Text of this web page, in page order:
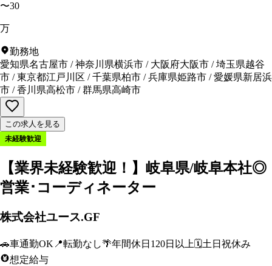
〜30
万
勤務地
愛知県名古屋市 /神奈川県横浜市 / 大阪府大阪市 /埼玉県越谷
市 /東京都江戸川区 /千葉県柏市 /兵庫県姫路市 /愛媛県新居浜
市 /香川県高松市 /群馬県高崎市
この求人を見る
未経験歓迎
【業界未経験歓迎！】岐阜県/岐阜本社◎
営業･コーディネーター
株式会社ユース.GF
🚗車通勤OK 📍転勤なし🌴年間休日120日以上 🗓️土日祝休み
想定給与